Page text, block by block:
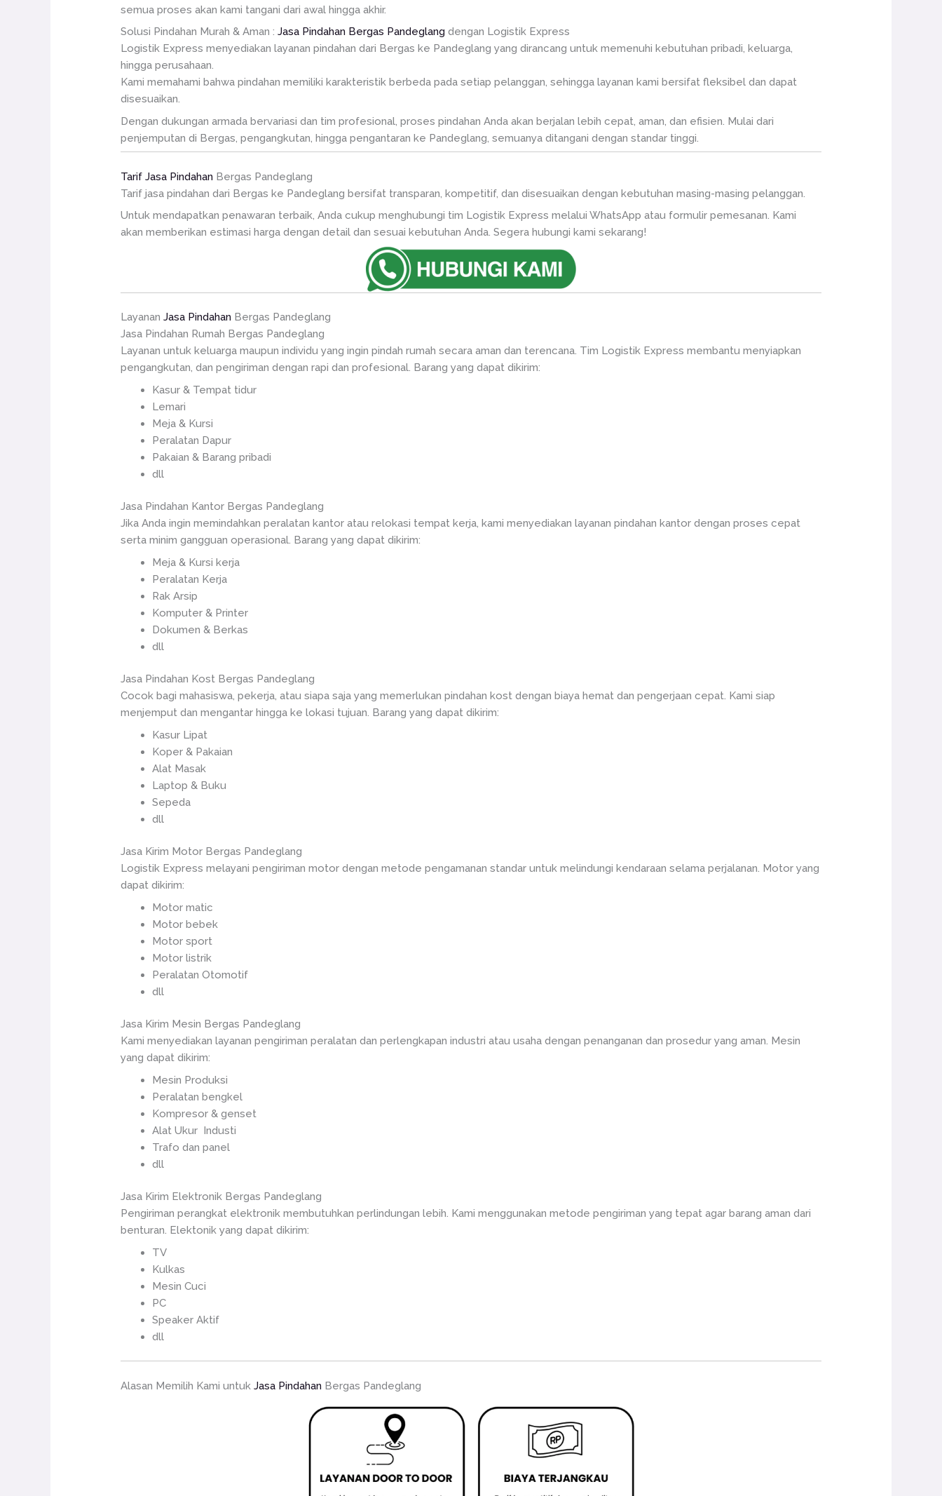
semua proses akan kami tangani dari awal hingga akhir.
Solusi Pindahan Murah & Aman :Jasa Pindahan Bergas Pandeglang dengan Logistik Express
Logistik Express menyediakan layanan pindahan dari Bergas ke Pandeglang yang dirancang untuk memenuhi kebutuhan pribadi, keluarga,
hingga perusahaan.
Kami memahami bahwa pindahan memiliki karakteristik berbeda pada setiap pelanggan, sehingga layanan kami bersifat fleksibel dan dapat
disesuaikan.
Dengan dukungan armada bervariasi dan tim profesional, proses pindahan Anda akan berjalan lebih cepat, aman, dan efisien. Mulai dari
penjemputan di Bergas, pengangkutan, hingga pengantaran ke Pandeglang, semuanya ditangani dengan standar tinggi.
Tarif Jasa Pindahan Bergas Pandeglang
Tarif jasa pindahan dari Bergas ke Pandeglang bersifat transparan, kompetitif, dan disesuaikan dengan kebutuhan masing-masing pelanggan.
Untuk mendapatkan penawaran terbaik, Anda cukup menghubungi tim Logistik Express melalui WhatsApp atau formulir pemesanan. Kami
akan memberikan estimasi harga dengan detail dan sesuai kebutuhan Anda. Segera hubungi kami sekarang!
LayananJasa Pindahan Bergas Pandeglang
Jasa Pindahan Rumah Bergas Pandeglang
Layanan untuk keluarga maupun individu yang ingin pindah rumah secara aman dan terencana. Tim Logistik Express membantu menyiapkan
pengangkutan, dan pengiriman dengan rapi dan profesional. Barang yang dapat dikirim:
Kasur & Tempat tidur
Lemari
Meja & Kursi
Peralatan Dapur
Pakaian & Barang pribadi
dll
Jasa Pindahan Kantor Bergas Pandeglang
Jika Anda ingin memindahkan peralatan kantor atau relokasi tempat kerja, kami menyediakan layanan pindahan kantor dengan proses cepat
serta minim gangguan operasional. Barang yang dapat dikirim:
Meja & Kursi kerja
Peralatan Kerja
Rak Arsip
Komputer & Printer
Dokumen & Berkas
dll
Jasa Pindahan Kost Bergas Pandeglang
Cocok bagi mahasiswa, pekerja, atau siapa saja yang memerlukan pindahan kost dengan biaya hemat dan pengerjaan cepat. Kami siap
menjemput dan mengantar hingga ke lokasi tujuan. Barang yang dapat dikirim:
Kasur Lipat
Koper & Pakaian
Alat Masak
Laptop & Buku
Sepeda
dll
Jasa Kirim Motor Bergas Pandeglang
Logistik Express melayani pengiriman motor dengan metode pengamanan standar untuk melindungi kendaraan selama perjalanan. Motor yang
dapat dikirim:
Motor matic
Motor bebek
Motor sport
Motor listrik
Peralatan Otomotif
dll
Jasa Kirim Mesin Bergas Pandeglang
Kami menyediakan layanan pengiriman peralatan dan perlengkapan industri atau usaha dengan penanganan dan prosedur yang aman. Mesin
yang dapat dikirim:
Mesin Produksi
Peralatan bengkel
Kompresor & genset
Alat Ukur Industi
Trafo dan panel
dll
Jasa Kirim Elektronik Bergas Pandeglang
Pengiriman perangkat elektronik membutuhkan perlindungan lebih. Kami menggunakan metode pengiriman yang tepat agar barang aman dari
benturan. Elektonik yang dapat dikirim:
TV
Kulkas
Mesin Cuci
PC
Speaker Aktif
dll
Alasan Memilih Kami untukJasa Pindahan Bergas Pandeglang